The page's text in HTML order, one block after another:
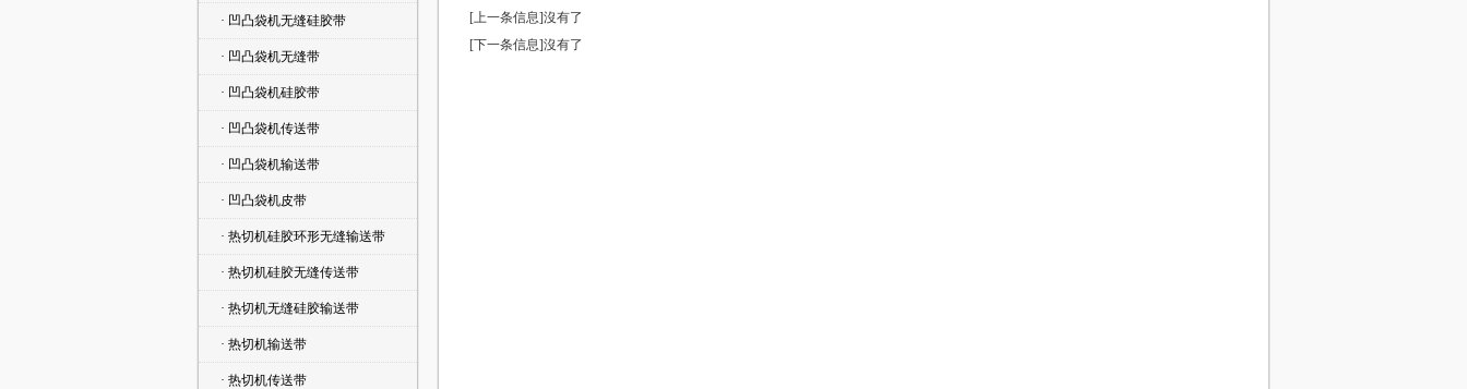
· 凹凸袋机无缝硅胶带
· 凹凸袋机无缝带
· 凹凸袋机硅胶带
· 凹凸袋机传送带
· 凹凸袋机输送带
· 凹凸袋机皮带
· 热切机硅胶环形无缝输送带
· 热切机硅胶无缝传送带
· 热切机无缝硅胶输送带
· 热切机输送带
· 热切机传送带
[上一条信息]沒有了
[下一条信息]沒有了